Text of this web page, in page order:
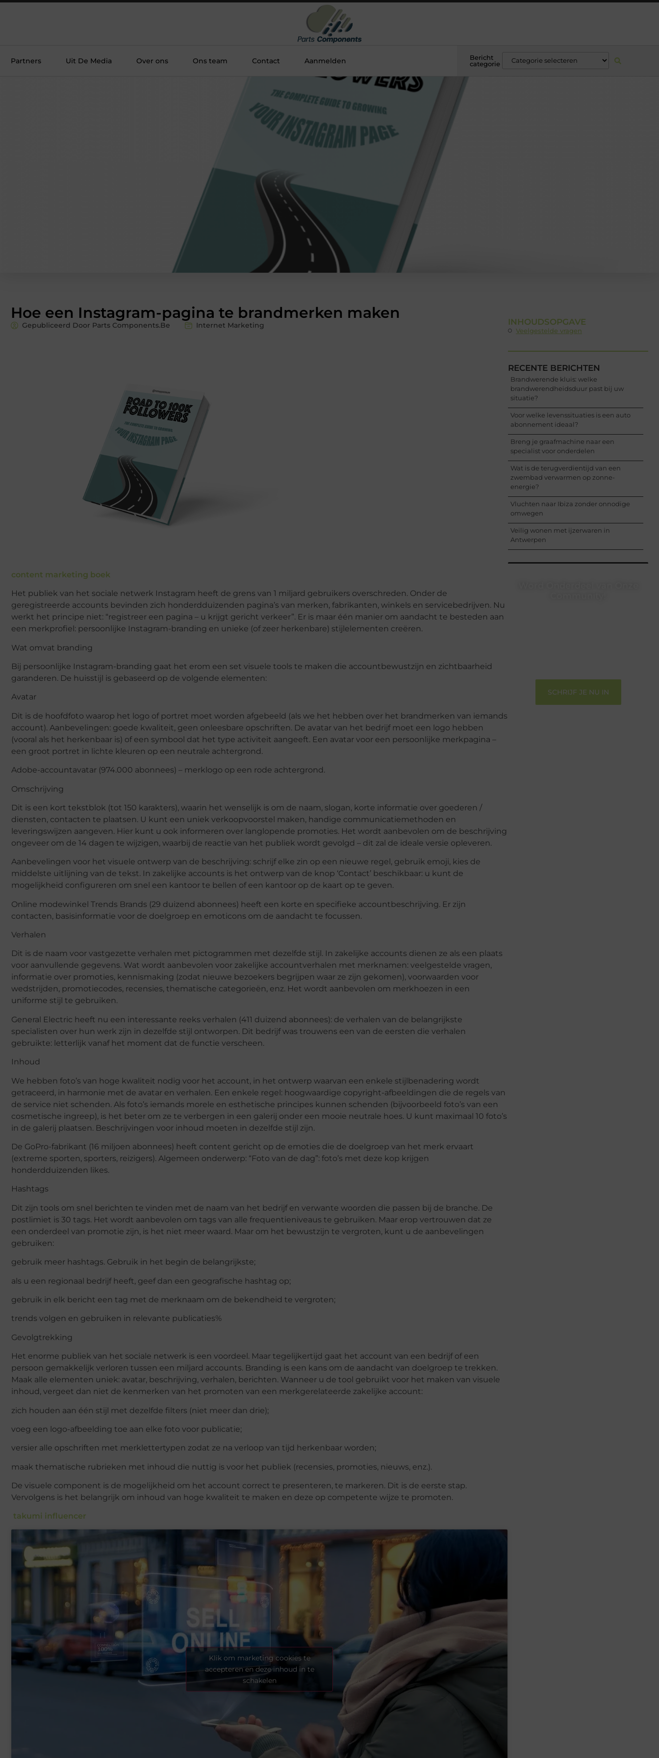
Partners Uit De Media Over ons Ons team Contact Aanmelden
Bericht
categorie
Hoe een Instagram-pagina te brandmerken maken
Gepubliceerd Door Parts Components.Be Internet Marketing
content marketing boek
Het publiek van het sociale netwerk Instagram heeft de grens van 1 miljard gebruikers overschreden. Onder de
geregistreerde accounts bevinden zich honderdduizenden pagina’s van merken, fabrikanten, winkels en servicebedrijven. Nu
werkt het principe niet: “registreer een pagina – u krijgt gericht verkeer”. Er is maar één manier om aandacht te besteden aan
een merkprofiel: persoonlijke Instagram-branding en unieke (of zeer herkenbare) stijlelementen creëren.
Wat omvat branding
Bij persoonlijke Instagram-branding gaat het erom een ​​set visuele tools te maken die accountbewustzijn en zichtbaarheid
garanderen. De huisstijl is gebaseerd op de volgende elementen:
Avatar
Dit is de hoofdfoto waarop het logo of portret moet worden afgebeeld (als we het hebben over het brandmerken van iemands
account). Aanbevelingen: goede kwaliteit, geen onleesbare opschriften. De avatar van het bedrijf moet een logo hebben
(vooral als het herkenbaar is) of een symbool dat het type activiteit aangeeft. Een avatar voor een persoonlijke merkpagina –
een groot portret in lichte kleuren op een neutrale achtergrond.
Adobe-accountavatar (974.000 abonnees) – merklogo op een rode achtergrond.
Omschrijving
Dit is een kort tekstblok (tot 150 karakters), waarin het wenselijk is om de naam, slogan, korte informatie over goederen /
diensten, contacten te plaatsen. U kunt een uniek verkoopvoorstel maken, handige communicatiemethoden en
leveringswijzen aangeven. Hier kunt u ook informeren over langlopende promoties. Het wordt aanbevolen om de beschrijving
ongeveer om de 14 dagen te wijzigen, waarbij de reactie van het publiek wordt gevolgd – dit zal de ideale versie opleveren.
Aanbevelingen voor het visuele ontwerp van de beschrijving: schrijf elke zin op een nieuwe regel, gebruik emoji, kies de
middelste uitlijning van de tekst. In zakelijke accounts is het ontwerp van de knop ‘Contact’ beschikbaar: u kunt de
mogelijkheid configureren om snel een kantoor te bellen of een kantoor op de kaart op te geven.
Online modewinkel Trends Brands (29 duizend abonnees) heeft een korte en specifieke accountbeschrijving. Er zijn
contacten, basisinformatie voor de doelgroep en emoticons om de aandacht te focussen.
Verhalen
Dit is de naam voor vastgezette verhalen met pictogrammen met dezelfde stijl. In zakelijke accounts dienen ze als een plaats
voor aanvullende gegevens. Wat wordt aanbevolen voor zakelijke accountverhalen met merknamen: veelgestelde vragen,
informatie over promoties, kennismaking (zodat nieuwe bezoekers begrijpen waar ze zijn gekomen), voorwaarden voor
wedstrijden, promotiecodes, recensies, thematische categorieën, enz. Het wordt aanbevolen om merkhoezen in een
uniforme stijl te gebruiken.
General Electric heeft nu een interessante reeks verhalen (411 duizend abonnees): de verhalen van de belangrijkste
specialisten over hun werk zijn in dezelfde stijl ontworpen. Dit bedrijf was trouwens een van de eersten die verhalen
gebruikte: letterlijk vanaf het moment dat de functie verscheen.
Inhoud
We hebben foto’s van hoge kwaliteit nodig voor het account, in het ontwerp waarvan een enkele stijlbenadering wordt
getraceerd, in harmonie met de avatar en verhalen. Een enkele regel: hoogwaardige copyright-afbeeldingen die de regels van
de service niet schenden. Als foto’s iemands morele en esthetische principes kunnen schenden (bijvoorbeeld foto’s van een
cosmetische ingreep), is het beter om ze te verbergen in een galerij onder een mooie neutrale hoes. U kunt maximaal 10 foto’s
in de galerij plaatsen. Beschrijvingen voor inhoud moeten in dezelfde stijl zijn.
De GoPro-fabrikant (16 miljoen abonnees) heeft content gericht op de emoties die de doelgroep van het merk ervaart
(extreme sporten, sporters, reizigers). Algemeen onderwerp: “Foto van de dag”: foto’s met deze kop krijgen
honderdduizenden likes.
Hashtags
Dit zijn tools om snel berichten te vinden met de naam van het bedrijf en verwante woorden die passen bij de branche. De
postlimiet is 30 tags. Het wordt aanbevolen om tags van alle frequentieniveaus te gebruiken. Maar erop vertrouwen dat ze
een onderdeel van promotie zijn, is het niet meer waard. Maar om het bewustzijn te vergroten, kunt u de aanbevelingen
gebruiken:
gebruik meer hashtags. Gebruik in het begin de belangrijkste;
als u een regionaal bedrijf heeft, geef dan een geografische hashtag op;
gebruik in elk bericht een tag met de merknaam om de bekendheid te vergroten;
trends volgen en gebruiken in relevante publicaties%
Gevolgtrekking
Het enorme publiek van het sociale netwerk is een voordeel. Maar tegelijkertijd gaat het account van een bedrijf of een
persoon gemakkelijk verloren tussen een miljard accounts. Branding is een kans om de aandacht van doelgroep te trekken.
Maak alle elementen uniek: avatar, beschrijving, verhalen, berichten. Wanneer u de tool gebruikt voor het maken van visuele
inhoud, vergeet dan niet de kenmerken van het promoten van een merkgerelateerde zakelijke account:
zich houden aan één stijl met dezelfde filters (niet meer dan drie);
voeg een logo-afbeelding toe aan elke foto voor publicatie;
versier alle opschriften met merklettertypen zodat ze na verloop van tijd herkenbaar worden;
maak thematische rubrieken met inhoud die nuttig is voor het publiek (recensies, promoties, nieuws, enz.).
De visuele component is de mogelijkheid om het account correct te presenteren, te markeren. Dit is de eerste stap.
Vervolgens is het belangrijk om inhoud van hoge kwaliteit te maken en deze op competente wijze te promoten.
takumi influencer
Klik om marketing cookies te
accepteren en deze inhoud in te
schakelen
INHOUDSOPGAVE
Veelgestelde vragen
RECENTE BERICHTEN
Brandwerende kluis: welke
brandwerendheidsduur past bij uw
situatie?
Voor welke levenssituaties is een auto
abonnement ideaal?
Breng je graafmachine naar een
specialist voor onderdelen
Wat is de terugverdientijd van een
zwembad verwarmen op zonne-
energie?
Vluchten naar Ibiza zonder onnodige
omwegen
Veilig wonen met ijzerwaren in
Antwerpen
SCHRIJF JE NU IN